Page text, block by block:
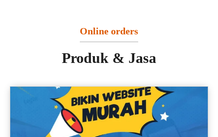
Online orders
Produk & Jasa